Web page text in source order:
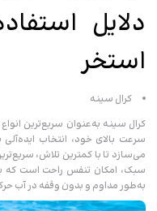
دلایل
استخر
کرال سینه
کرال سینه به‌عنوان سریع‌ترین
سرعت بالای خود، انتخاب
می‌سازد تا با کمترین تلاش،
سبک، امکان تنفس راحت است که
به‌طور مداوم و بدون وقفه در آب